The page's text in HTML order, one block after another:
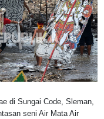
di Sungai Code, Sleman,
seni Air Mata Air